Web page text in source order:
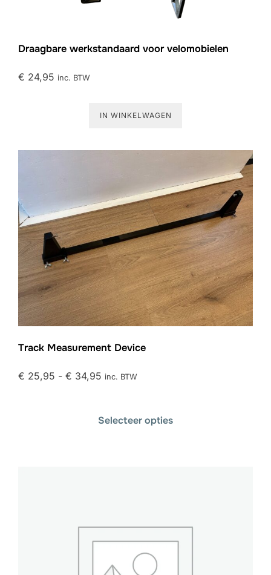
Draagbare werkstandaard voor velomobielen
€ 24,95 inc. BTW
IN WINKELWAGEN
Track Measurement Device
€ 25,95 - € 34,95 inc. BTW
Selecteer opties